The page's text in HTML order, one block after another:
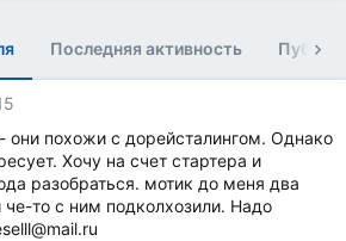
Последняя активность
они похожи с дорейсталингом. Однако
Хочу на счет стартера и
разобраться. мотик до меня два
че-то с ним подколхозили. Надо